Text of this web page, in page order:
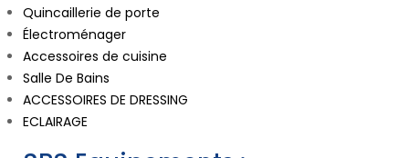
Quincaillerie de porte
Électroménager
Accessoires de cuisine
Salle De Bains
ACCESSOIRES DE DRESSING
ECLAIRAGE